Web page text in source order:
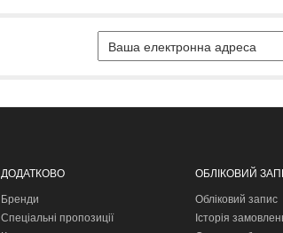
ДОДАТКОВО
Бренди
Спеціальні пропозиції
ОБЛІКОВИЙ
Обліковий запис
Історія